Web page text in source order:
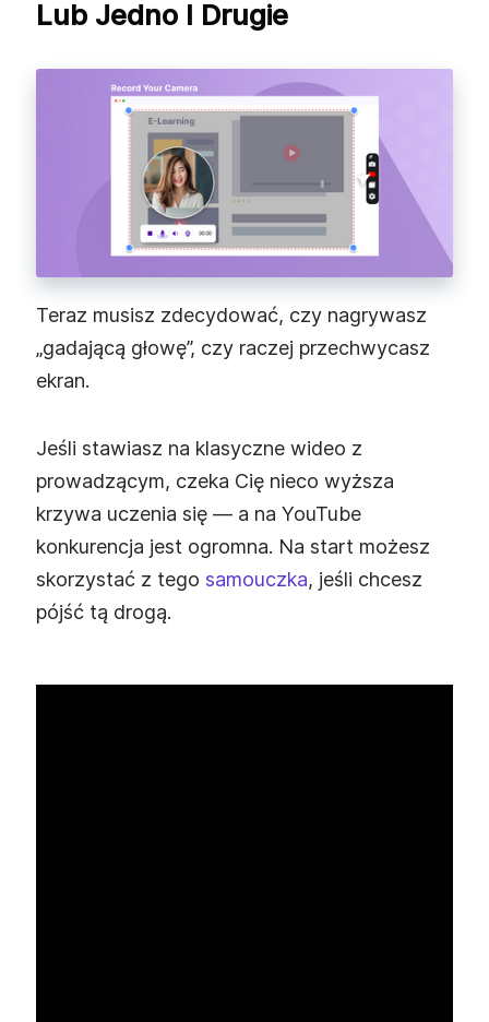
Lub Jedno I Drugie
Teraz musisz zdecydować, czy nagrywasz
„gadającą głowę”, czy raczej przechwycasz
ekran.
Jeśli stawiasz na klasyczne wideo z
prowadzącym, czeka Cię nieco wyższa
krzywa uczenia się — a na YouTube
konkurencja jest ogromna. Na start możesz
skorzystać z tego samouczka, jeśli chcesz
pójść tą drogą.